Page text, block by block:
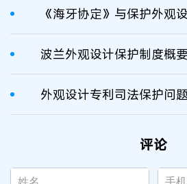
波兰外观设计保护制度概要
外观设计专利司法保护问题
评论